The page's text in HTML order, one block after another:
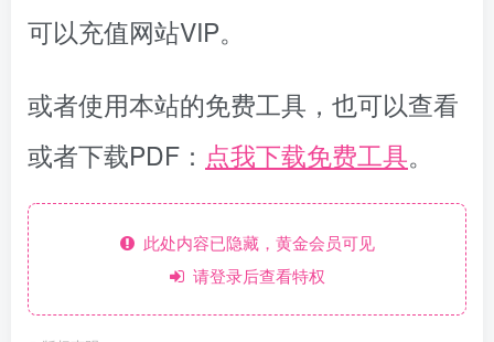
可以充值网站VIP。
或者使用本站的免费工具，也可以查看
或者下载PDF： 点我下载免费工具。
此处内容已隐藏，黄金会员可见
请登录后查看特权